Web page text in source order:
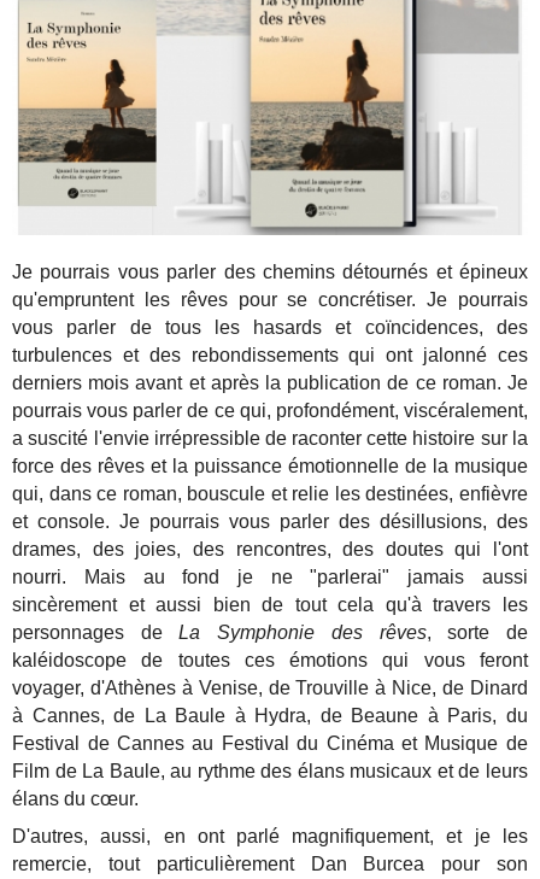
Je pourrais vous parler des chemins détournés et épineux
qu'empruntent les rêves pour se concrétiser. Je pourrais
vous parler de tous les hasards et coïncidences, des
turbulences et des rebondissements qui ont jalonné ces
derniers mois avant et après la publication de ce roman. Je
pourrais vous parler de ce qui, profondément, viscéralement,
a suscité l'envie irrépressible de raconter cette histoire sur la
force des rêves et la puissance émotionnelle de la musique
qui, dans ce roman, bouscule et relie les destinées, enfièvre
et console. Je pourrais vous parler des désillusions, des
drames, des joies, des rencontres, des doutes qui l'ont
nourri. Mais au fond je ne "parlerai" jamais aussi
sincèrement et aussi bien de tout cela qu'à travers les
personnages deLa Symphonie des rêves, sorte de
kaléidoscope de toutes ces émotions qui vous feront
voyager, d'Athènes à Venise, de Trouville à Nice, de Dinard
à Cannes, de La Baule à Hydra, de Beaune à Paris, du
Festival de Cannes au Festival du Cinéma et Musique de
Film de La Baule, au rythme des élans musicaux et de leurs
élans du cœur.
D'autres, aussi, en ont parlé magnifiquement, et je les
remercie, tout particulièrement Dan Burcea pour son